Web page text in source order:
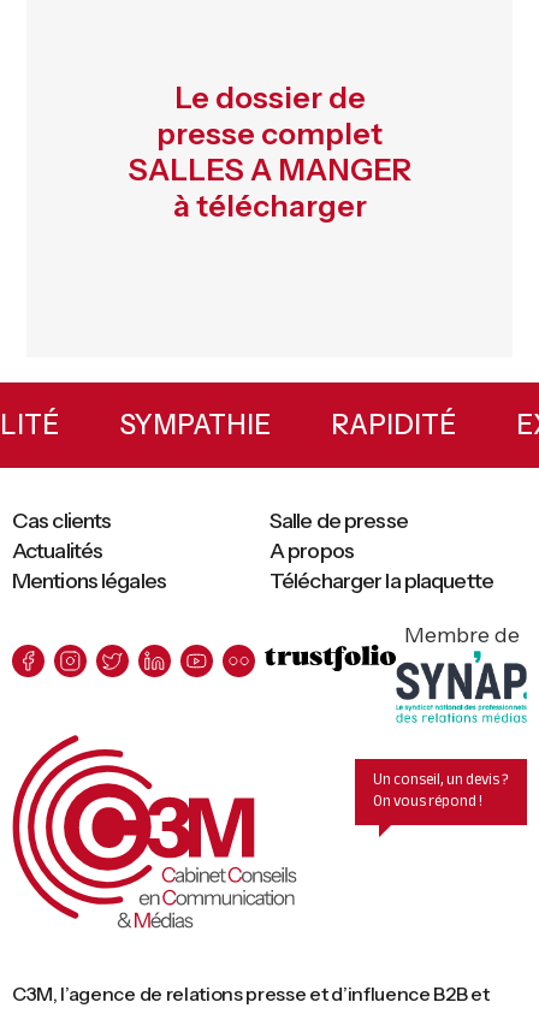
Le dossier de
presse complet
SALLES A MANGER
à télécharger
Primary
SidebarSYMPATHIE RAPIDITÉ
C3M, l’agence de relations presse et d’influence B2B et
Mentions légales Télécharger la plaquette
Cas clients
Salle de presse
Actualités
A propos
Membre de
Un conseil, un devis ?
On vous répond !